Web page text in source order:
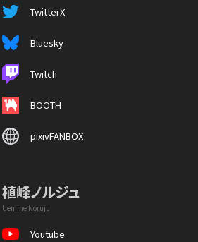
TwitterX
Bluesky
Twitch
BOOTH
pixivFANBOX
植峰ノルジュ
Uemine Noruju
Youtube